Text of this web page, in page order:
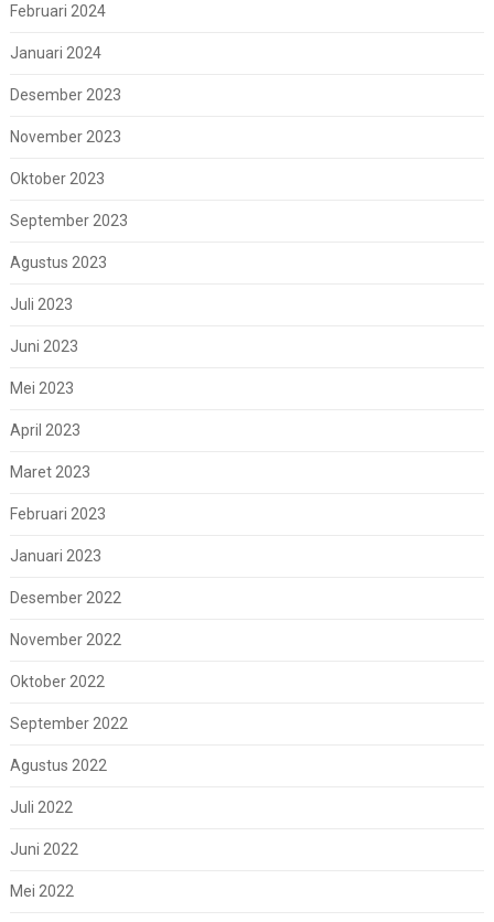
Februari 2024
Januari 2024
Desember 2023
November 2023
Oktober 2023
September 2023
Agustus 2023
Juli 2023
Juni 2023
Mei 2023
April 2023
Maret 2023
Februari 2023
Januari 2023
Desember 2022
November 2022
Oktober 2022
September 2022
Agustus 2022
Juli 2022
Juni 2022
Mei 2022